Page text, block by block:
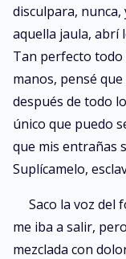
disculpara,
aquella jaula, abrí
Tan perfecto todo
manos, pensé
después de todo
único que puedo
que mis entrañas
Suplícamelo,
Saco la voz del
me iba a salir,
mezclada con